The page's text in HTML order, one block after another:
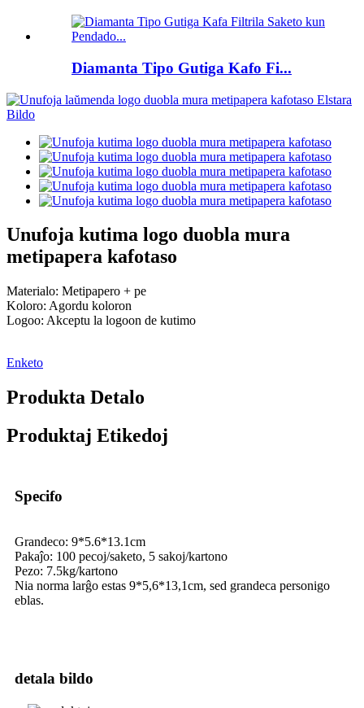
Diamanta Tipo Gutiga Kafo Fi...
Unufoja kutima logo duobla mura
metipapera kafotaso
Materialo: Metipapero + pe
Koloro: Agordu koloron
Logoo: Akceptu la logoon de kutimo
Enketo
Produkta Detalo
Produktaj Etikedoj
Specifo
Grandeco: 9*5.6*13.1cm
Pakaĵo: 100 pecoj/saketo, 5 sakoj/kartono
Pezo: 7.5kg/kartono
Nia norma larĝo estas 9*5,6*13,1cm, sed grandeca personigo
eblas.
detala bildo